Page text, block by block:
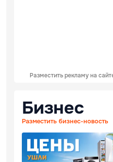
Разместить рекламу на
Бизнес
Разместить бизнес-новость